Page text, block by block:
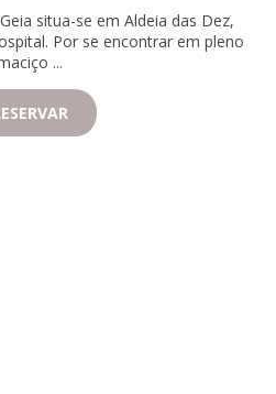
situa-se em Aldeia das Dez,
Por se encontrar em pleno
...